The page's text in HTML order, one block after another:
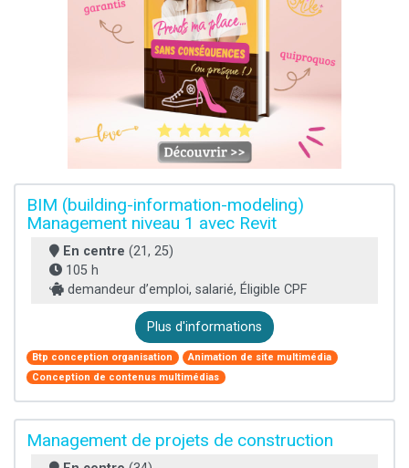
BIM (building-information-modeling)
Management niveau 1 avec Revit
En centre (21, 25)
105 h
demandeur d’emploi, salarié, Éligible CPF
Plus d'informations
Btp conception organisation
Animation de site multimédia
Conception de contenus multimédias
Management de projets de construction